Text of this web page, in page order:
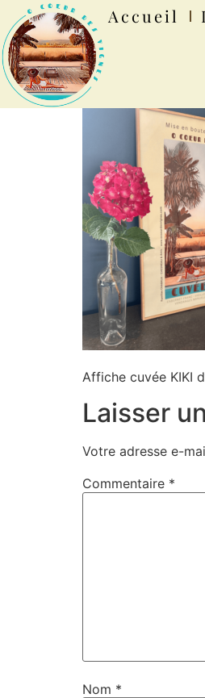
Accueil
Affiche cuvée KIKI
Laisser
Votre adresse e-
Commentaire *
Nom *